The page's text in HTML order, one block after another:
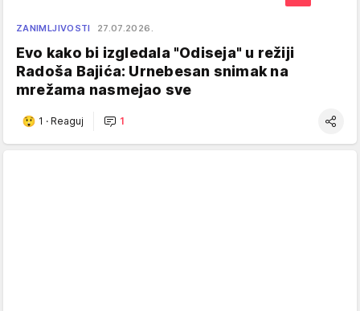
ZANIMLJIVOSTI 27.07.2026.
Evo kako bi izgledala "Odiseja" u režiji
Radoša Bajića: Urnebesan snimak na
mrežama nasmejao sve
1 · Reaguj 1